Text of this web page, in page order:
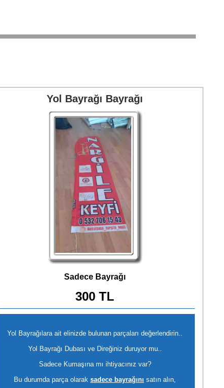
Yol Bayrağı Bayrağı
Sadece Bayrağı
300 TL
Yol Bayrağılara ait elinizde bulunan parçaları değerlendirin..
Yol Bayrağı Dubası ve Direğiniz duruyor mu..
Sadece Kumaşına mı ihtiyacınız var?
Bu durumda parça olarak sadece bayrağını satın alın,